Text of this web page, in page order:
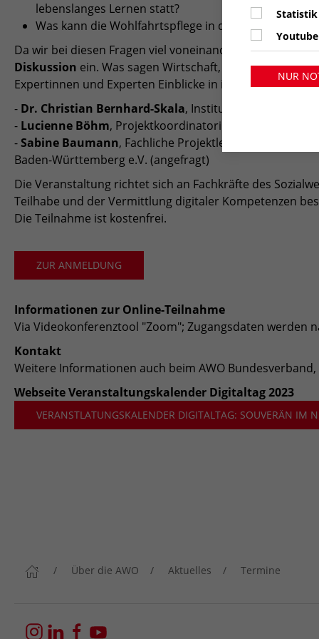
lebenslanges Lernen statt?
Was kann die Wohlfahrtspflege in diesem
Da wir bei diesen Fragen viel voneinander lernen
Diskussion ein. Was sagen Wirtschaft, Forschung und
Expertinnen und Experten Einblicke in ihre
- Dr. Christian Bernhard-Skala, Institut für
- Lucienne Böhm, Projektkoordinatorin, Smart Surfer,
-Sabine Baumann, Fachliche Projektleitung
Baden-Württemberg e.V. (angefragt)
Die Veranstaltung richtet sich an Fachkräfte des
Teilhabe und der Vermittlung digitaler Kompetenzen
Die Teilnahme ist kostenfrei.
ZUR ANMELDUNG
Informationen zur Online-Teilnahme
Via Videokonferenztool "Zoom"; Zugangsdaten werden
Kontakt
Weitere Informationen auch beim AWO Bundesverband,
Webseite Veranstaltungskalender Digitaltag 2023
VERANSTLATUNGSKALENDER DIGITALTAG: SOUVERÄN IM
Über die AWO Aktuelles Termine
Statistik
NUR